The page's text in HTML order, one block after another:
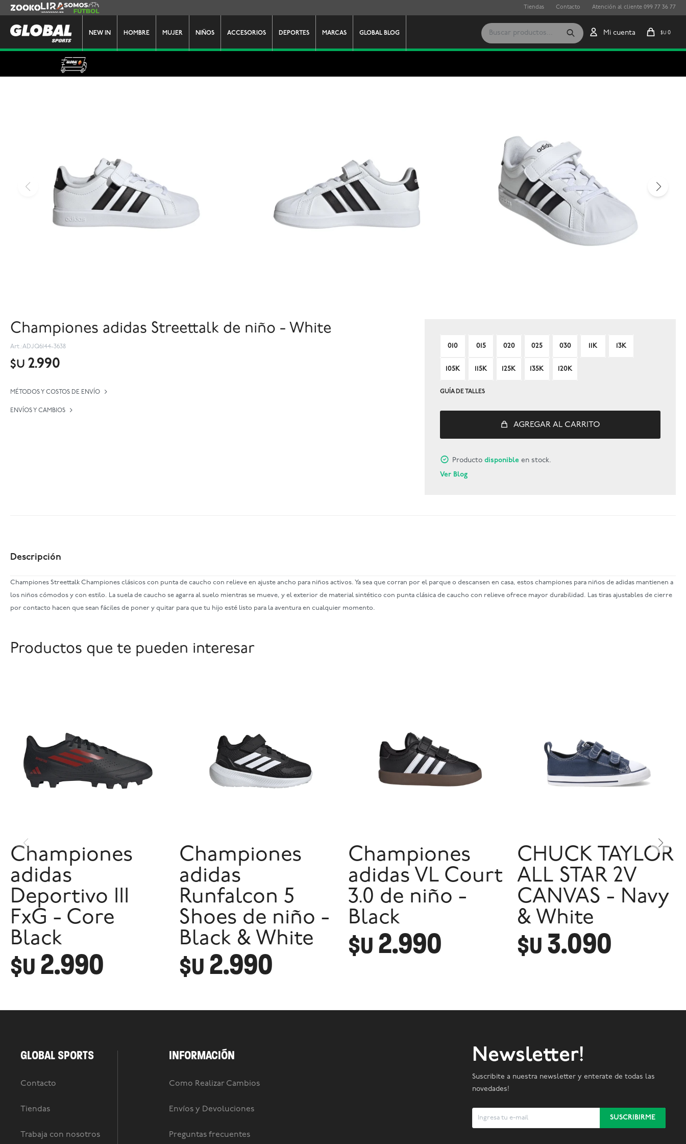
NEW IN HOMBRE MUJER NIÑOS ACCESORIOS DEPORTES MARCAS GLOBAL BLOG $U 0
Zooko Lira Somos Futbol Tiendas Contacto Atención al cliente 099 77 36 77
Championes adidas Streettalk de niño - White
ADJQ6144-3638
$U 2.990
MÉTODOS Y COSTOS DE ENVÍO
ENVÍOS Y CAMBIOS
010 015 020 025 030 11K 13K
105K 115K 125K 135K 120K
GUÍA DE TALLES
AGREGAR AL CARRITO
Productodisponible en stock.
Ver Blog
Descripción
Championes Streettalk Championes clásicos con punta de caucho con relieve en ajuste ancho para niños activos. Ya sea que corran por el parque o descansen en casa, estos championes para niños de adidas mantienen a
los niños cómodos y con estilo. La suela de caucho se agarra al suelo mientras se mueve, y el exterior de material sintético con punta clásica de caucho con relieve ofrece mayor durabilidad. Las tiras ajustables de cierre
por contacto hacen que sean fáciles de poner y quitar para que tu hijo esté listo para la aventura en cualquier momento.
Productos que te pueden interesar
Championes
adidas
Deportivo III
FxG - Core
Black
$U 2.990
Championes
adidas
Runfalcon 5
Shoes de niño -
Black & White
$U 2.990
Championes
adidas VL Court
3.0 de niño -
Black
$U 2.990
CHUCK TAYLOR
ALL STAR 2V
CANVAS - Navy
& White
$U 3.090
GLOBAL SPORTS
Contacto
Tiendas
Trabaja con nosotros
INFORMACIÓN
Como Realizar Cambios
Envíos y Devoluciones
Preguntas frecuentes
Newsletter!
Suscribite a nuestra newsletter y enterate de todas las
novedades!
SUSCRIBIRME